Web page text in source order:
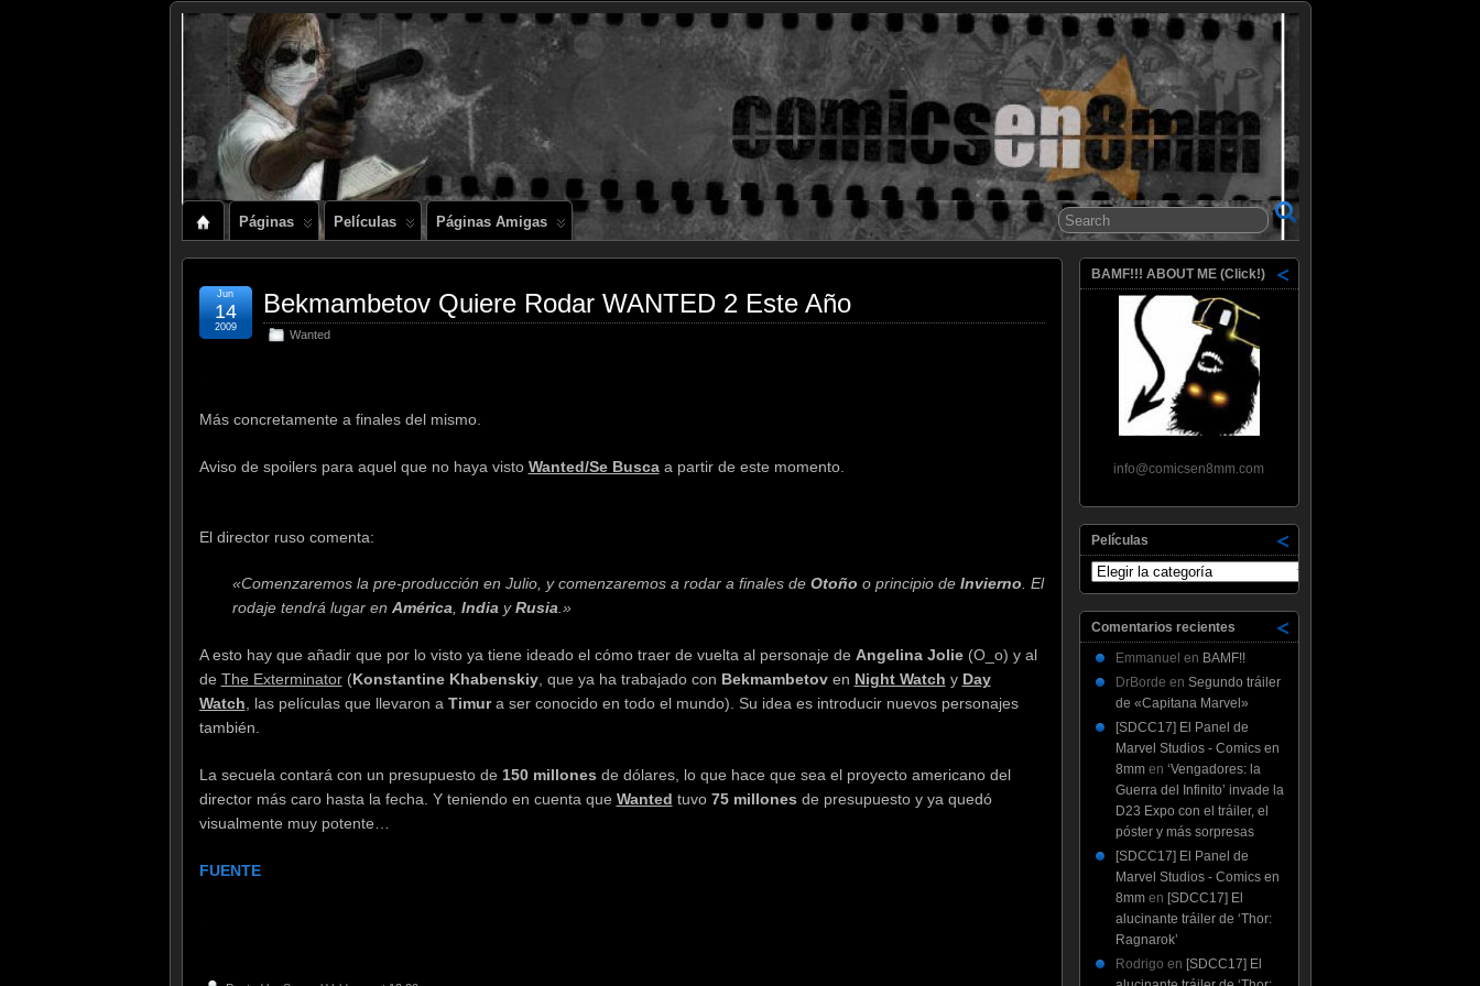
Comics en 8mm
Páginas Películas Páginas Amigas
Bekmambetov Quiere Rodar WANTED 2 Este Año
Wanted
Jun
14
2009
Más concretamente a finales del mismo.
Aviso de spoilers para aquel que no haya visto Wanted/Se Buscaa partir de este momento.
El director ruso comenta:
«Comenzaremos la pre-producción en Julio, y comenzaremos a rodar a finales de Otoño o principio de Invierno. El
rodaje tendrá lugar en América, India yRusia.»
A esto hay que añadir que por lo visto ya tiene ideado el cómo traer de vuelta al personaje de Angelina Jolie(O_o) y al
de The Exterminator(Konstantine Khabenskiy, que ya ha trabajado con Bekmambetov en Night Watch y Day
Watch, las películas que llevaron a Timura ser conocido en todo el mundo). Su idea es introducir nuevos personajes
también.
La secuela contará con un presupuesto de 150 millones de dólares, lo que hace que sea el proyecto americano del
director más caro hasta la fecha. Y teniendo en cuenta que Wanted tuvo 75 millones de presupuesto y ya quedó
visualmente muy potente…
FUENTE
BAMF!!! ABOUT ME (Click!)
info@comicsen8mm.com
Películas
Películas
Comentarios recientes
Emmanuel en BAMF!!
DrBorde en Segundo tráiler
de «Capitana Marvel»
[SDCC17] El Panel de
Marvel Studios - Comics en
8mmen ‘Vengadores: la
Guerra del Infinito’ invade la
D23 Expo con el tráiler, el
póster y más sorpresas
[SDCC17] El Panel de
Marvel Studios - Comics en
8mmen [SDCC17] El
alucinante tráiler de ‘Thor:
Ragnarok’
Rodrigo en [SDCC17] El